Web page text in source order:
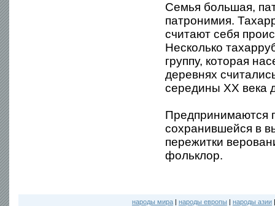
Семья большая,
патронимия.
считают себя
Несколько
группу, которая
деревнях
середины XX века
Предпринимаются
сохранившейся в
пережитки
фольклор.
народы мира | народы европы | народы азии